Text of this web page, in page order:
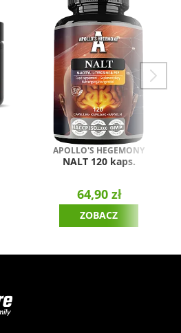
APOLLO'S HEGEMONY
NALT 120 kaps.
64,90 zł
ZOBACZ